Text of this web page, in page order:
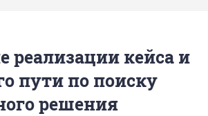
реализации кейса и
пути по поиску
решения